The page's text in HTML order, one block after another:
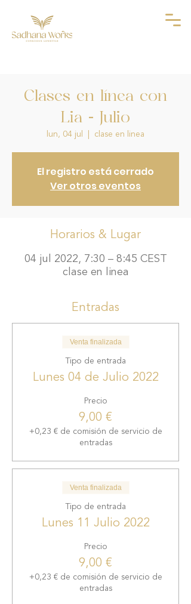
Clases en línea con
Lia - Julio
lun, 04 jul clase en linea
El registro está cerrado
Ver otros eventos
Horarios & Lugar
04 jul 2022, 7:30 – 8:45 CEST
clase en linea
Entradas
Venta finalizada
Tipo de entrada
Lunes 04 de Julio 2022
Precio
9,00 €
+0,23 € de comisión de servicio de
entradas
Venta finalizada
Tipo de entrada
Lunes 11 Julio 2022
Precio
9,00 €
+0,23 € de comisión de servicio de
entradas